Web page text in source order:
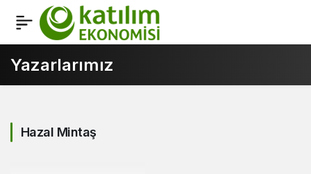
Yazarlarımız
Hazal Mintaş